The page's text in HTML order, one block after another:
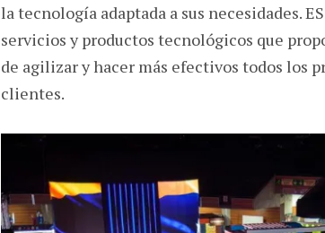
la tecnología adaptada a sus necesidades.
servicios y productos tecnológicos que
de agilizar y hacer más efectivos todos los
clientes.